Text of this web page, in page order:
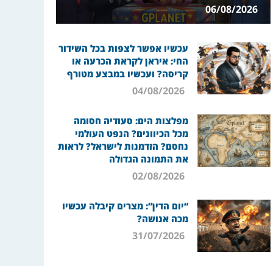
06/08/2026
עכשיו אפשר לצפות בכל השידור
החי: איראן לקראת הכרעה או
קריסה? ועכשיו במבצע מטורף
04/08/2026
מפלצות הים: סעודיה חסומה
מכל הכיוונים? הנפט העולמי
נחסם? הזדמנות לישראל? לראות
את התמונה הגדולה
02/08/2026
“יום הדין”: מצרים קיבלה עכשיו
מכה אנושה?
31/07/2026